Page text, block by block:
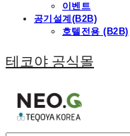
이벤트
공기설계(B2B)
호텔전용 (B2B)
테코야 공식몰